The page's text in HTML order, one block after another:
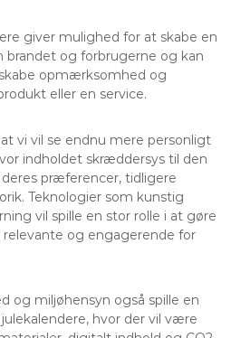
giver mulighed for at skabe en
brandet og forbrugerne og kan
opmærksomhed og
eller en service.
vi vil se endnu mere personligt
indholdet skræddersys til den
præferencer, tidligere
Teknologier som kunstig
vil spille en stor rolle i at gøre
og engagerende for
og miljøhensyn også spille en
hvor der vil være